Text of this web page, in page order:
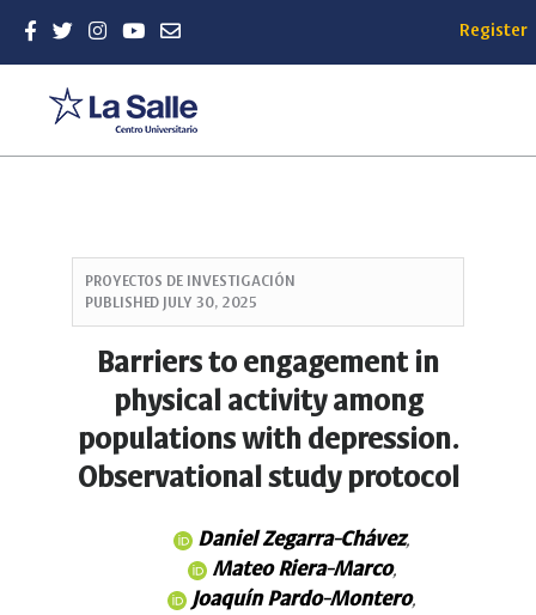
Navigation
Content
Sidebar
Register
PROYECTOS DE INVESTIGACIÓN
PUBLISHED JULY 30, 2025
Barriers to engagement in
physical activity among
populations with depression.
Observational study protocol
Daniel Zegarra-Chávez,
Mateo Riera-Marco,
Joaquín Pardo-Montero,